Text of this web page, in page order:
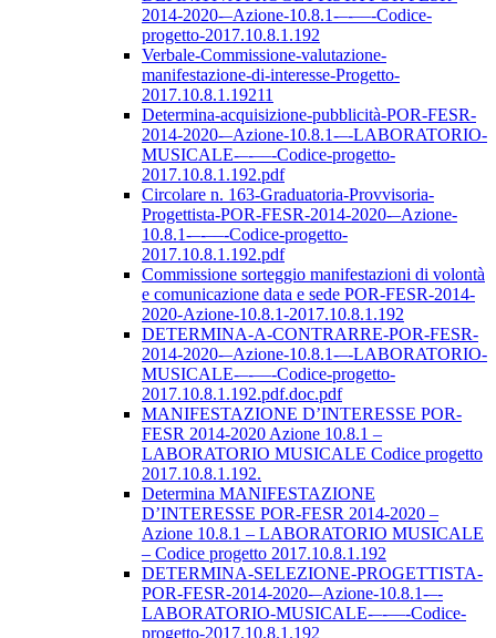
2014-2020-–Azione-10.8.1-–-––-Codice-
progetto-2017.10.8.1.192
Verbale-Commissione-valutazione-
manifestazione-di-interesse-Progetto-
2017.10.8.1.19211
Determina-acquisizione-pubblicità-POR-FESR-
2014-2020-–Azione-10.8.1-–-LABORATORIO-
MUSICALE-–-––-Codice-progetto-
2017.10.8.1.192.pdf
Circolare n. 163-Graduatoria-Provvisoria-
Progettista-POR-FESR-2014-2020-–Azione-
10.8.1-–-––-Codice-progetto-
2017.10.8.1.192.pdf
Commissione sorteggio manifestazioni di volontà
e comunicazione data e sede POR-FESR-2014-
2020-Azione-10.8.1-2017.10.8.1.192
DETERMINA-A-CONTRARRE-POR-FESR-
2014-2020-–Azione-10.8.1-–-LABORATORIO-
MUSICALE-–-––-Codice-progetto-
2017.10.8.1.192.pdf.doc.pdf
MANIFESTAZIONE D’INTERESSE POR-
FESR 2014-2020 Azione 10.8.1 –
LABORATORIO MUSICALE Codice progetto
2017.10.8.1.192.
Determina MANIFESTAZIONE
D’INTERESSE POR-FESR 2014-2020 –
Azione 10.8.1 – LABORATORIO MUSICALE
– Codice progetto 2017.10.8.1.192
DETERMINA-SELEZIONE-PROGETTISTA-
POR-FESR-2014-2020-–Azione-10.8.1-–-
LABORATORIO-MUSICALE-–-––-Codice-
progetto-2017.10.8.1.192